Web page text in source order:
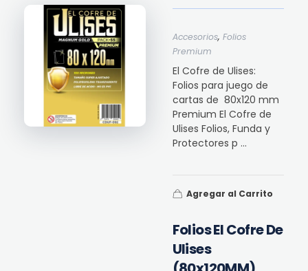
Folios El Cofre De
Ulises
Accesorios, Folios
Premium
El Cofre de Ulises:
Folios para juego de
cartas de 80x120 mm
Premium El Cofre de
Ulises Folios, Funda y
Protectores p ...
Agregar al Carrito